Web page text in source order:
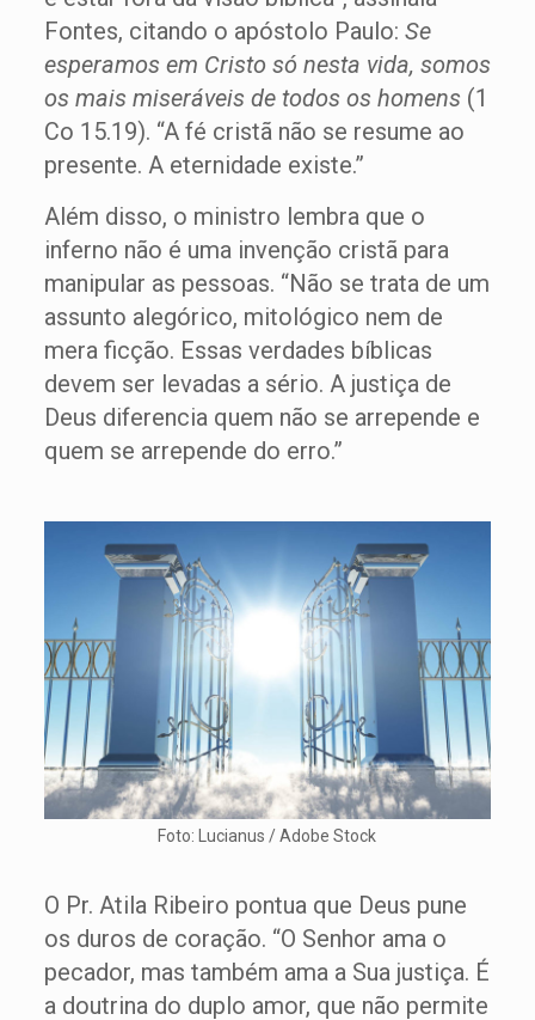
Fontes, citando o apóstolo Paulo: Se
esperamos em Cristo só nesta vida, somos
os mais miseráveis de todos os homens (1
Co 15.19). “A fé cristã não se resume ao
presente. A eternidade existe.”
Além disso, o ministro lembra que o
inferno não é uma invenção cristã para
manipular as pessoas. “Não se trata de um
assunto alegórico, mitológico nem de
mera ficção. Essas verdades bíblicas
devem ser levadas a sério. A justiça de
Deus diferencia quem não se arrepende e
quem se arrepende do erro.”
Foto: Lucianus / Adobe Stock
O Pr. Atila Ribeiro pontua que Deus pune
os duros de coração. “O Senhor ama o
pecador, mas também ama a Sua justiça. É
a doutrina do duplo amor, que não permite